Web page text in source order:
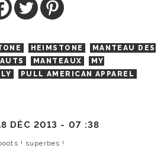
HEIMSTONE
MANTEAU DES
MANTEAUX
MY
PULL AMERICAN APPAREL
DÉC 2013 - 07 :38
! superbes !